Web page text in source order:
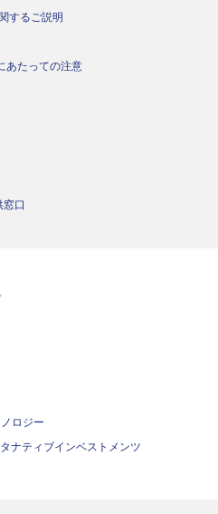
するご説明
あたっての注意
口
ロジー
ナティブインベストメンツ